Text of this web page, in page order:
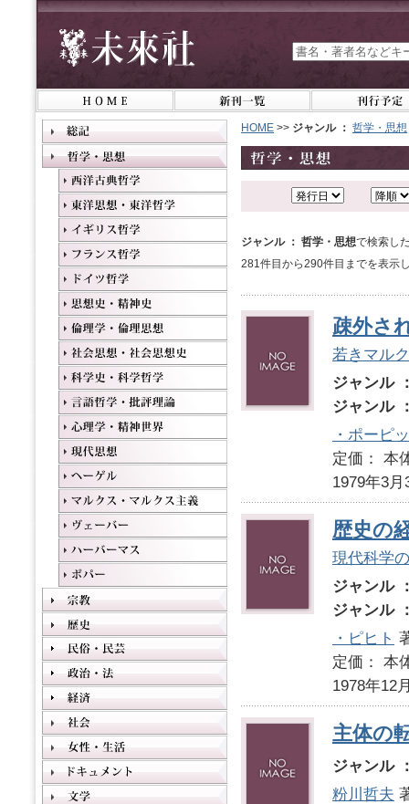
HOME >> ジャンル ： 哲学・思想
ジャンル ： 哲学・思想で検索し
281件目から290件目までを表示
疎外さ
若きマル
ジャンル
ジャンル
・ポーピ
定価：
1979年3月
歴史の
現代科学
ジャンル
ジャンル
・ピヒト
定価：
1978年12
主体の
ジャンル
粉川哲夫